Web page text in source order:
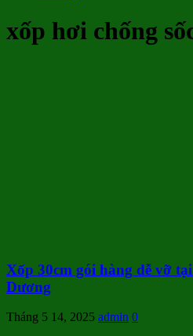
xốp hơi chống
Xốp 30cm gói hàng dễ vỡ
Dương
Tháng 5 14, 2025 admin 0